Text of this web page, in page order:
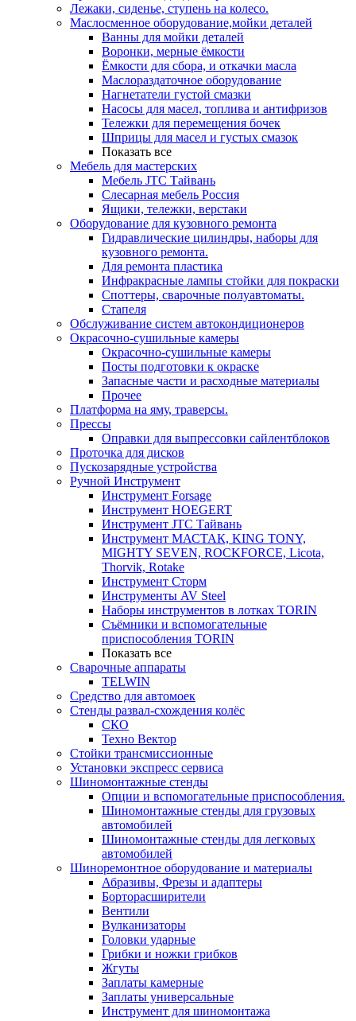
Лежаки, сиденье, ступень на колесо.
Маслосменное оборудование,мойки деталей
Ванны для мойки деталей
Воронки, мерные ёмкости
Ёмкости для сбора, и откачки масла
Маслораздаточное оборудование
Нагнетатели густой смазки
Насосы для масел, топлива и антифризов
Тележки для перемещения бочек
Шприцы для масел и густых смазок
Показать все
Мебель для мастерских
Мебель JTC Тайвань
Слесарная мебель Россия
Ящики, тележки, верстаки
Оборудование для кузовного ремонта
Гидравлические цилиндры, наборы для
кузовного ремонта.
Для ремонта пластика
Инфракрасные лампы стойки для покраски
Споттеры, сварочные полуавтоматы.
Стапеля
Обслуживание систем автокондиционеров
Окрасочно-сушильные камеры
Окрасочно-сушильные камеры
Посты подготовки к окраске
Запасные части и расходные материалы
Прочее
Платформа на яму, траверсы.
Прессы
Оправки для выпрессовки сайлентблоков
Проточка для дисков
Пускозарядные устройства
Ручной Инструмент
Инструмент Forsage
Инструмент HOEGERT
Инструмент JTC Тайвань
Инструмент МАСТАК, KING TONY,
MIGHTY SEVEN, ROCKFORCE, Licota,
Thorvik, Rotake
Инструмент Сторм
Инструменты AV Steel
Наборы инструментов в лотках TORIN
Съёмники и вспомогательные
приспособления TORIN
Показать все
Сварочные аппараты
TELWIN
Средство для автомоек
Стенды развал-схождения колёс
СКО
Техно Вектор
Стойки трансмиссионные
Установки экспресс сервиса
Шиномонтажные стенды
Опции и вспомогательные приспособления.
Шиномонтажные стенды для грузовых
автомобилей
Шиномонтажные стенды для легковых
автомобилей
Шиноремонтное оборудование и материалы
Абразивы, Фрезы и адаптеры
Борторасширители
Вентили
Вулканизаторы
Головки ударные
Грибки и ножки грибков
Жгуты
Заплаты камерные
Заплаты универсальные
Инструмент для шиномонтажа